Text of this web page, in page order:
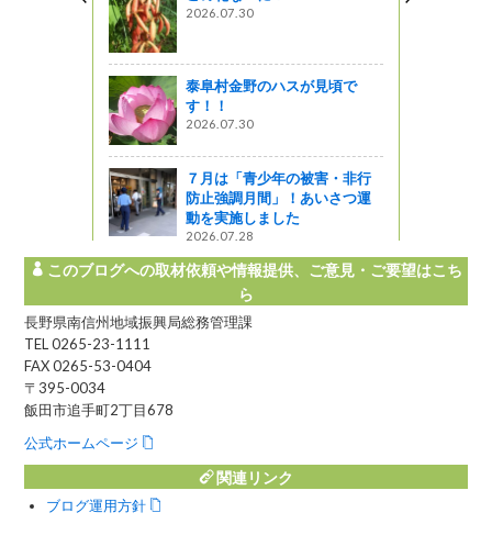
2026.07.30
泰阜村金野のハスが見頃で
す！！
2026.07.30
７月は「青少年の被害・非行
防止強調月間」！あいさつ運
動を実施しました
2026.07.28
このブログへの取材依頼や情報提供、ご意見・ご要望はこち
ら
長野県南信州地域振興局総務管理課
TEL 0265-23-1111
FAX 0265-53-0404
〒395-0034
飯田市追手町2丁目678
公式ホームページ
関連リンク
ブログ運用方針